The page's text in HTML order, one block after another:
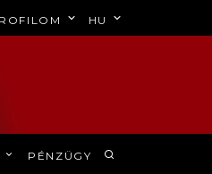
HU
PÉNZÜGY